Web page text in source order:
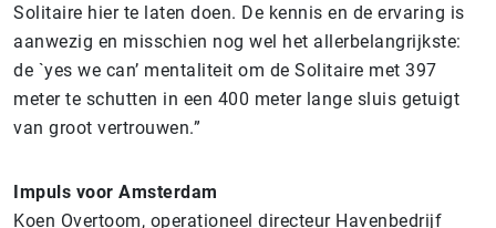
Solitaire hier te laten doen. De kennis en de ervaring is
aanwezig en misschien nog wel het allerbelangrijkste:
de `yes we can’ mentaliteit om de Solitaire met 397
meter te schutten in een 400 meter lange sluis getuigt
van groot vertrouwen.”
Impuls voor Amsterdam
Koen Overtoom, operationeel directeur Havenbedrijf